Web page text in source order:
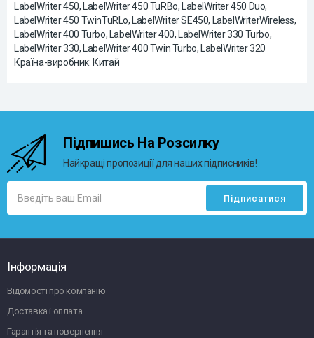
LabelWriter 450, LabelWriter 450 TuRBo, LabelWriter 450 Duo,
LabelWriter 450 TwinTuRLo, LabelWriter SE450, LabelWriterWireless,
LabelWriter 400 Turbo, LabelWriter 400, LabelWriter 330 Turbo,
LabelWriter 330, LabelWriter 400 Twin Turbo, LabelWriter 320
Країна-виробник: Китай
Підпишись На Розсилку
Найкращі пропозиції для наших підписників!
Інформація
Відомості про компанію
Доставка і оплата
Гарантія та повернення